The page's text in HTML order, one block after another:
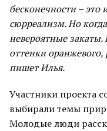
бесконечности –
сюрреализм. Но
невероятные
оттенки оранжевого,
пишет Илья.
Участники проекта
выбирали темы
Молодые люди